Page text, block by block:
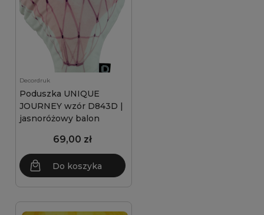
Decordruk
Poduszka UNIQUE
JOURNEY wzór D843D |
jasnoróżowy balon
69,00 zł
Do koszyka